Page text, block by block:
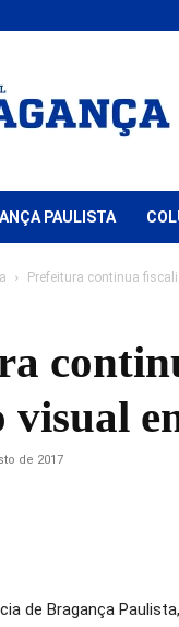
PAULISTA
Prefeitura continua
visual
de 2017
de Bragança